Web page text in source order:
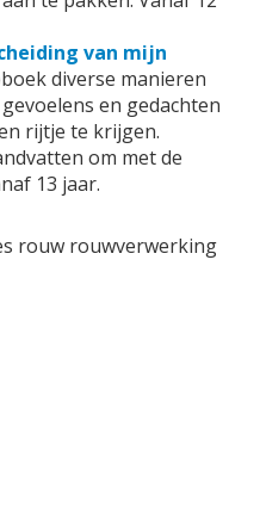
van mijn
diverse manieren
en gedachten
rijtje te krijgen.
om met de
13 jaar.